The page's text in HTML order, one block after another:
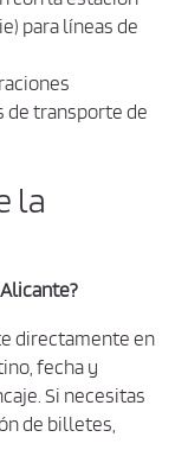
para líneas de
de transporte de
la
directamente en
fecha y
Si necesitas
de billetes,